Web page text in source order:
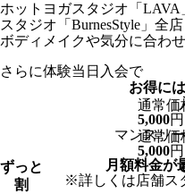
ホットヨガスタジオ「
スタジオ「BurnesStyle」全
ボディメイクや気分に合わ
さらに体験当日入会で
お得に
通常価
5,000円
マンスリ
通常価
5,000円
ずっと
割
月額料金が
※詳しくは店舗ス